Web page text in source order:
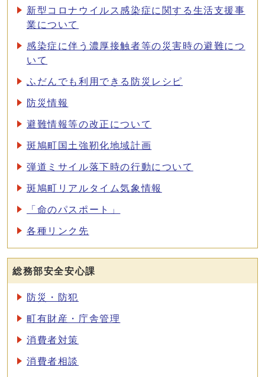
新型コロナウイルス感染症に関する生活支援事
業について
感染症に伴う濃厚接触者等の災害時の避難につ
いて
ふだんでも利用できる防災レシピ
防災情報
避難情報等の改正について
斑鳩町国土強靭化地域計画
弾道ミサイル落下時の行動について
斑鳩町リアルタイム気象情報
「命のパスポート」
各種リンク先
総務部安全安心課
防災・防犯
町有財産・庁舎管理
消費者対策
消費者相談